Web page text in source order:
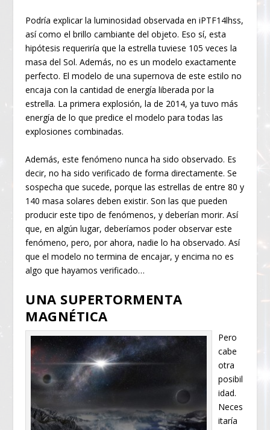
Podría explicar la luminosidad observada en iPTF14lhss,
así como el brillo cambiante del objeto. Eso sí, esta
hipótesis requeriría que la estrella tuviese 105 veces la
masa del Sol. Además, no es un modelo exactamente
perfecto. El modelo de una supernova de este estilo no
encaja con la cantidad de energía liberada por la
estrella. La primera explosión, la de 2014, ya tuvo más
energía de lo que predice el modelo para todas las
explosiones combinadas.
Además, este fenómeno nunca ha sido observado. Es
decir, no ha sido verificado de forma directamente. Se
sospecha que sucede, porque las estrellas de entre 80 y
140 masa solares deben existir. Son las que pueden
producir este tipo de fenómenos, y deberían morir. Así
que, en algún lugar, deberíamos poder observar este
fenómeno, pero, por ahora, nadie lo ha observado. Así
que el modelo no termina de encajar, y encima no es
algo que hayamos verificado…
UNA SUPERTORMENTA
MAGNÉTICA
Pero
cabe
otra
posibil
idad.
Neces
itaría